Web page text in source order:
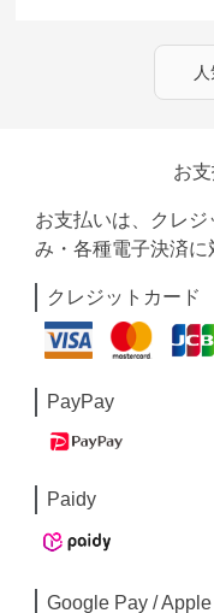
お
お支払いは、クレ
み・各種電子決済に
クレジットカード
PayPay
Paidy
Google Pay /